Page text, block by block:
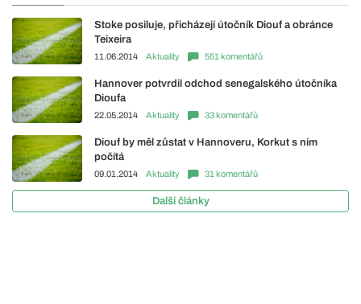
Stoke posiluje, přicházejí útočník Diouf a obránce
Teixeira
11.06.2014 Aktuality 551 komentářů
Hannover potvrdil odchod senegalského útočníka
Dioufa
22.05.2014 Aktuality 33 komentářů
Diouf by měl zůstat v Hannoveru, Korkut s ním
počítá
09.01.2014 Aktuality 31 komentářů
Další články